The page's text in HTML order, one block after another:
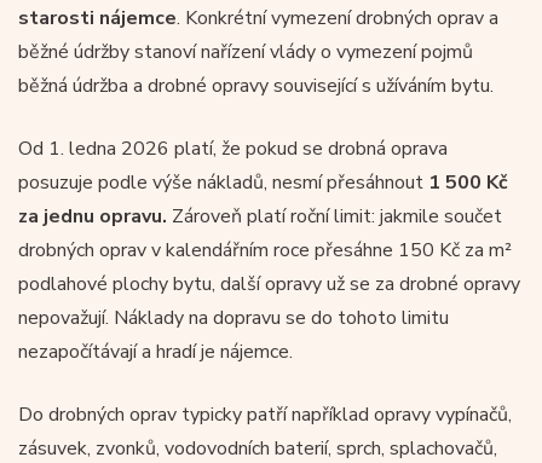
starosti nájemce. Konkrétní vymezení drobných oprav a
běžné údržby stanoví nařízení vlády o vymezení pojmů
běžná údržba a drobné opravy související s užíváním bytu.
Od 1. ledna 2026 platí, že pokud se drobná oprava
posuzuje podle výše nákladů, nesmí přesáhnout 1 500 Kč
za jednu opravu. Zároveň platí roční limit: jakmile součet
drobných oprav v kalendářním roce přesáhne 150 Kč za m²
podlahové plochy bytu, další opravy už se za drobné opravy
nepovažují. Náklady na dopravu se do tohoto limitu
nezapočítávají a hradí je nájemce.
Do drobných oprav typicky patří například opravy vypínačů,
zásuvek, zvonků, vodovodních baterií, sprch, splachovačů,